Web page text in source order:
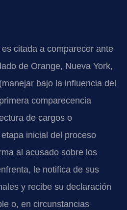
citada a comparecer ante
de Orange, Nueva York,
bajo la influencia del
comparecencia
de cargos o
inicial del proceso
al acusado sobre los
le notifica de sus
y recibe su declaración
o, en circunstancias